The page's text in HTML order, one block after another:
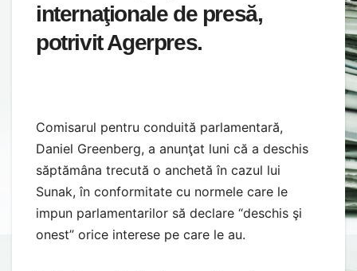
internaţionale de presă,
potrivit Agerpres.
Comisarul pentru conduită parlamentară,
Daniel Greenberg, a anunţat luni că a deschis
săptămâna trecută o anchetă în cazul lui
Sunak, în conformitate cu normele care le
impun parlamentarilor să declare “deschis şi
onest” orice interese pe care le au.